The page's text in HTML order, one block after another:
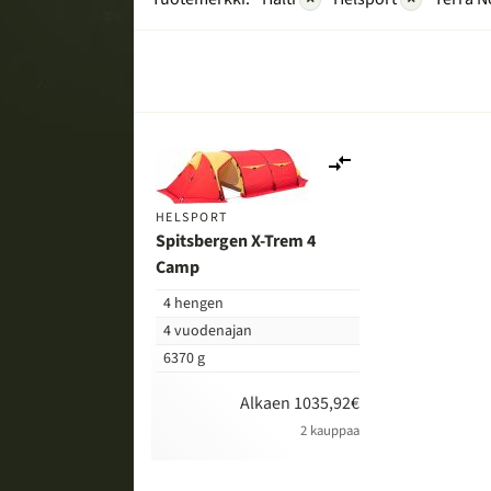
HELSPORT
Spitsbergen X-Trem 4
Camp
4 hengen
4 vuodenajan
6370 g
Alkaen 1035,92€
2 kauppaa